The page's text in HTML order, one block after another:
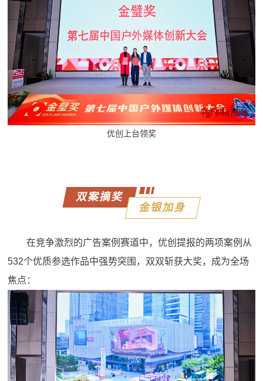
优创上台领奖
双案摘奖
金银加身
在竞争激烈的广告案例赛道中，优创提报的两项案例从
532个优质参选作品中强势突围，双双斩获大奖，成为全场
焦点：